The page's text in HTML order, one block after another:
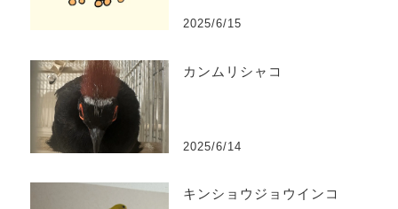
2025/6/15
カンムリシャコ
2025/6/14
キンショウジョウインコ